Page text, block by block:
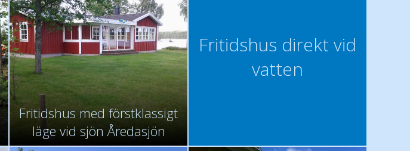
Fritidshus med förstklassigt
läge vid sjön Åredasjön
Fritidshus direkt vid
vatten